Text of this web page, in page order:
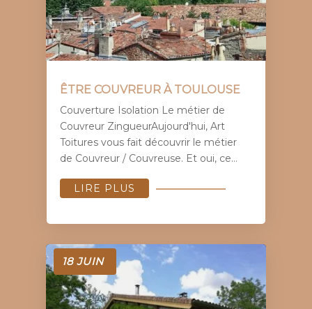
ÊTRE COUVREUR À TOULOUSE
Couverture Isolation Le métier de
Couvreur ZingueurAujourd'hui, Art
Toitures vous fait découvrir le métier
de Couvreur / Couvreuse. Et oui, ce...
LIRE PLUS
18 JUIN